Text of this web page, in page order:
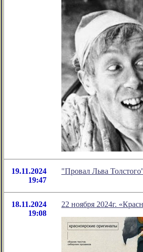
19.11.2024
19:47
"Провал Льва
18.11.2024
19:08
22 ноября 2024г.